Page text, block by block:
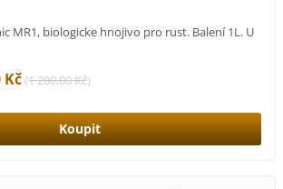
MR1, biologicke hnojivo pro rust. Balení 1L. U
Kč(1 200,00 Kč)